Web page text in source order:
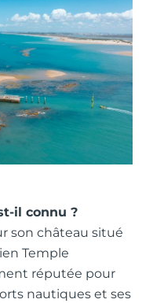
il connu ?
son château situé
Temple
réputée pour
nautiques et ses